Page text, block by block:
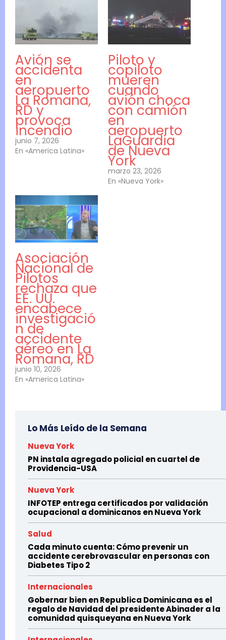
Avión se
accidenta
en
aeropuerto
La Romana,
RD y
provoca
incendio
junio 7, 2026
En «America Latina»
Piloto y
copiloto
mueren
cuando
avión choca
con camión
en
aeropuerto
LaGuardia
de Nueva
York
marzo 23, 2026
En «Nueva York»
Asociación
Nacional de
Pilotos
rechaza que
EE. UU.
encabece
investigació
n de
accidente
aéreo en La
Romana, RD
junio 10, 2026
En «America Latina»
Lo Más Leído de la Semana
Nueva York
PN instala agregado policial en cuartel de
Providencia-USA
Nueva York
INFOTEP entrega certificados por validación
ocupacional a dominicanos en Nueva York
Salud
Cada minuto cuenta: Cómo prevenir un
accidente cerebrovascular en personas con
Diabetes Tipo 2
Internacionales
Gobernar bien en Republica Dominicana es el
regalo de Navidad del presidente Abinader a la
comunidad quisqueyana en Nueva York